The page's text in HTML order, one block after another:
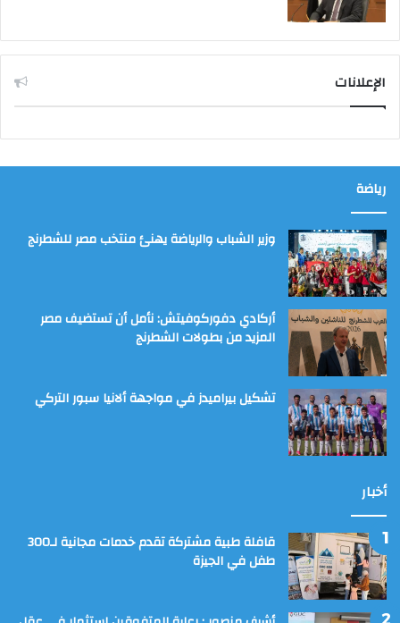
الإعلانات
رياضة
وزير الشباب والرياضة يهنئ منتخب مصر للشطرنج
أركادي دفوركوفيتش: نأمل أن تستضيف مصر
المزيد من بطولات الشطرنج
تشكيل بيراميدز في مواجهة ألانيا سبور التركي
أخبار
قافلة طبية مشتركة تقدم خدمات مجانية لـ300
طفل في الجيزة